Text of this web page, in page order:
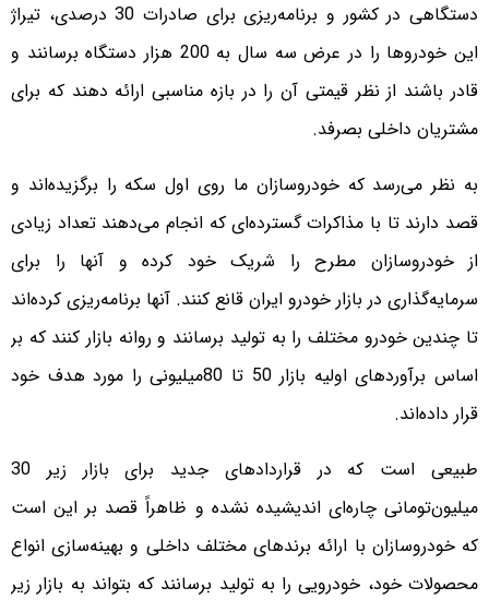
دستگاهی در کشور و برنامه‌ریزی برای صادرات 30 درصدی، تیراژ
این خودروها را در عرض سه سال به 200 هزار دستگاه برسانند و
قادر باشند از نظر قیمتی آن را در بازه مناسبی ارائه دهند که برای
مشتریان داخلی بصرفد.
به نظر می‌رسد که خودروسازان ما روی اول سکه را برگزیده‌اند و
قصد دارند تا با مذاکرات گسترده‌ای که انجام می‌دهند تعداد زیادی
از خودروسازان مطرح را شریک خود کرده و آنها را برای
سرمایه‌گذاری در بازار خودرو ایران قانع کنند. آنها برنامه‌ریزی کرده‌اند
تا چندین خودرو مختلف را به تولید برسانند و روانه بازار کنند که بر
اساس برآوردهای اولیه بازار 50 تا 80‌میلیونی را مورد هدف خود
قرار داده‌اند.
طبیعی است که در قراردادهای جدید برای بازار زیر 30
میلیون‌تومانی چاره‌ای اندیشیده نشده و ظاهراً قصد بر این است
که خودروسازان با ارائه برندهای مختلف داخلی و بهینه‌سازی انواع
محصولات خود، خودرویی را به تولید برسانند که بتواند به بازار زیر